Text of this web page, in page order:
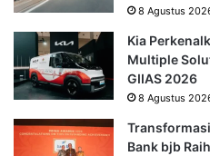
8 Agustus
Kia
Multiple
GIIAS 2026
8 Agustus
Bank bjb